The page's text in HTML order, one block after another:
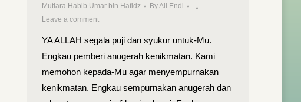
Mutiara Habib Umar bin Hafidz ByAli Endi
Leave a comment
YA ALLAH segala puji dan syukur untuk-Mu.
Engkau pemberi anugerah kenikmatan. Kami
memohon kepada-Mu agar menyempurnakan
kenikmatan. Engkau sempurnakan anugerah dan